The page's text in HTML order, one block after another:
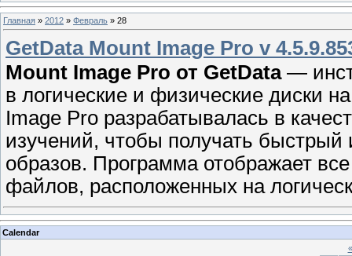
Главная » 2012 » Февраль » 28
GetData Mount Image Pro v
Mount Image Pro от GetData—
в логические и физические диски
Image Pro разрабатывалась в
изучений, чтобы получать
образов. Программа отображает
файлов, расположенных на
Calendar
«